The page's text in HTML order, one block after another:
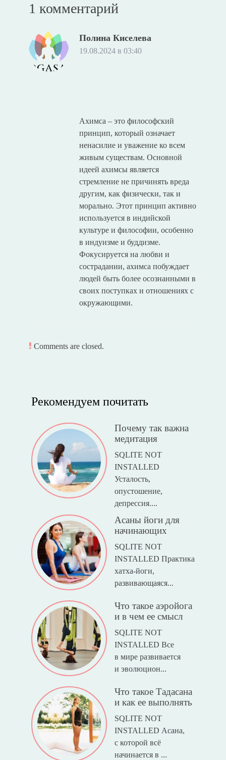
1 комментарий
Полина Киселева
19.08.2024 в 03:40
Ахимса – это философский
принцип, который означает
ненасилие и уважение ко всем
живым существам. Основной
идеей ахимсы является
стремление не причинять вреда
другим, как физически, так и
морально. Этот принцип активно
используется в индийской
культуре и философии, особенно
в индуизме и буддизме.
Фокусируется на любви и
сострадании, ахимса побуждает
людей быть более осознанными в
своих поступках и отношениях с
окружающими.
Comments are closed.
Рекомендуем почитать
Почему так важна
медитация
SQLITE NOT
INSTALLED
Усталость,
опустошение,
депрессия....
Асаны йоги для
начинающих
SQLITE NOT
INSTALLED Практика
хатха-йоги,
развивающаяся...
Что такое аэройога
и в чем ее смысл
SQLITE NOT
INSTALLED Все
в мире развивается
и эволюцион...
Что такое Тадасана
и как ее выполнять
SQLITE NOT
INSTALLED Асана,
с которой всё
начинается в ...